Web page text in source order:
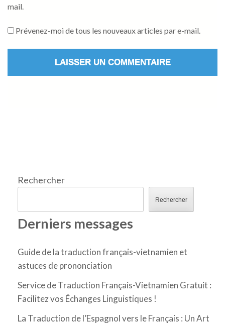
mail.
Prévenez-moi de tous les nouveaux articles par e-mail.
Rechercher
Rechercher
Derniers messages
Guide de la traduction français-vietnamien et
astuces de prononciation
Service de Traduction Français-Vietnamien Gratuit :
Facilitez vos Échanges Linguistiques !
La Traduction de l’Espagnol vers le Français : Un Art